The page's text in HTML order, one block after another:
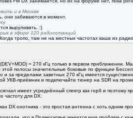
и в Москве
они забиваются в момент.
выруливать. :)
в эфире 120 радиостанций
тропо, там не на местных частотах каша из
= 270 кГц только в первом приближении.
полосы значительные боковые по функции
и за пределами заветных 270 кГц имеется
УКВ-приёмник и подключайте тюнер на SDR на
имеет усреднённый спектр как горб и
частоту для DX.
DX-охотника - это простая антенна с хоть одним